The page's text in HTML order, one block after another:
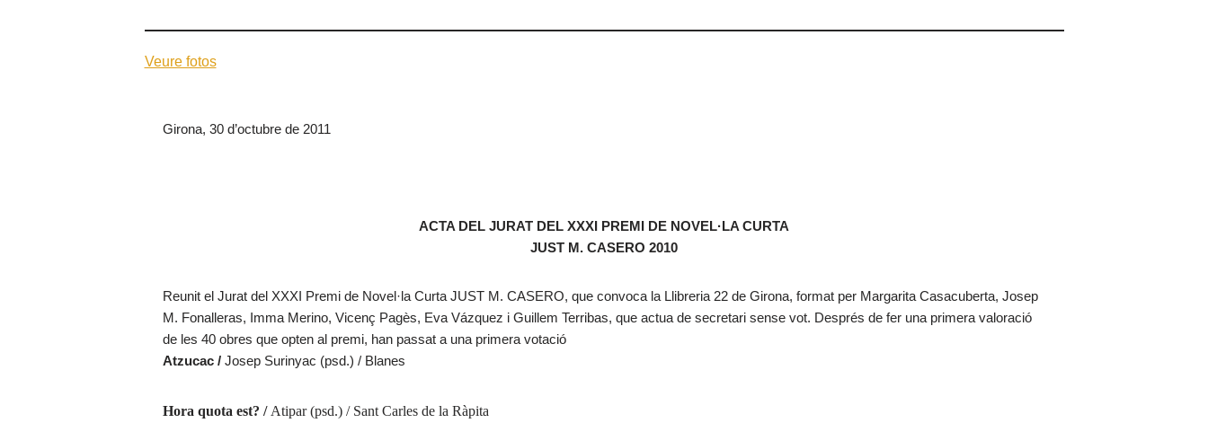
Veure fotos
Girona, 30 d’octubre de 2011
ACTA DEL JURAT DEL XXXI PREMI DE NOVEL·LA CURTA
JUST M. CASERO 2010
Reunit el Jurat del XXXI Premi de Novel·la Curta JUST M. CASERO, que convoca la Llibreria 22 de Girona, format per Margarita Casacuberta, Josep
M. Fonalleras, Imma Merino, Vicenç Pagès, Eva Vázquez i Guillem Terribas, que actua de secretari sense vot. Després de fer una primera valoració
de les 40 obres que opten al premi, han passat a una primera votació
Atzucac / Josep Surinyac (psd.) / Blanes
Hora quota est? / Atipar (psd.) / Sant Carles de la Ràpita